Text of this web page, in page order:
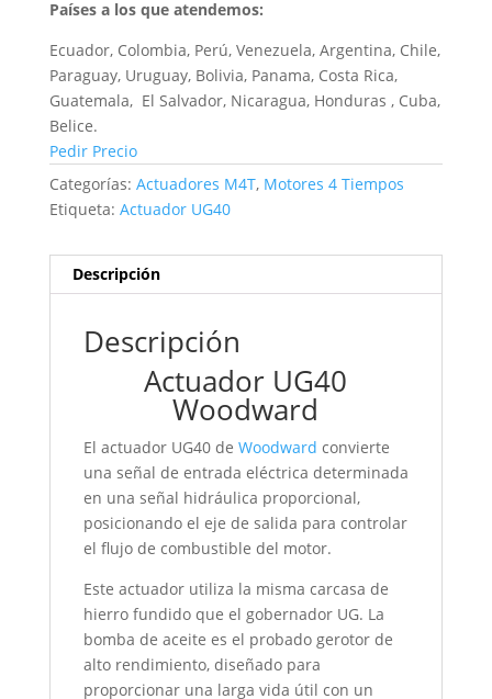
Países a los que atendemos:
Ecuador, Colombia, Perú, Venezuela, Argentina, Chile,
Paraguay, Uruguay, Bolivia, Panama, Costa Rica,
Guatemala, El Salvador, Nicaragua, Honduras , Cuba,
Belice.
Pedir Precio
Categorías: Actuadores M4T, Motores 4 Tiempos
Etiqueta: Actuador UG40
Descripción
Descripción
Actuador UG40
Woodward
El actuador UG40 de Woodward convierte
una señal de entrada eléctrica determinada
en una señal hidráulica proporcional,
posicionando el eje de salida para controlar
el flujo de combustible del motor.
Este actuador utiliza la misma carcasa de
hierro fundido que el gobernador UG. La
bomba de aceite es el probado gerotor de
alto rendimiento, diseñado para
proporcionar una larga vida útil con un